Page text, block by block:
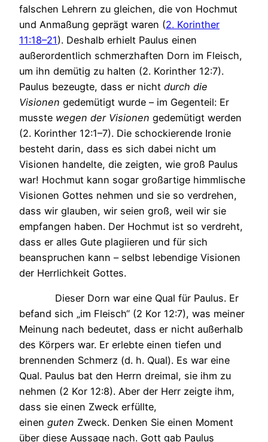
falschen Lehrern zu gleichen, die von Hochmut
und Anmaßung geprägt waren (2. Korinther
11:18–21). Deshalb erhielt Paulus einen
außerordentlich schmerzhaften Dorn im Fleisch,
um ihn demütig zu halten (2. Korinther 12:7).
Paulus bezeugte, dass er nicht durch die
Visionen gedemütigt wurde – im Gegenteil: Er
musste wegen der Visionen gedemütigt werden
(2. Korinther 12:1–7). Die schockierende Ironie
besteht darin, dass es sich dabei nicht um
Visionen handelte, die zeigten, wie groß Paulus
war! Hochmut kann sogar großartige himmlische
Visionen Gottes nehmen und sie so verdrehen,
dass wir glauben, wir seien groß, weil wir sie
empfangen haben. Der Hochmut ist so verdreht,
dass er alles Gute plagiieren und für sich
beanspruchen kann – selbst lebendige Visionen
der Herrlichkeit Gottes.
Dieser Dorn war eine Qual für Paulus. Er
befand sich „im Fleisch“ (2 Kor 12:7), was meiner
Meinung nach bedeutet, dass er nicht außerhalb
des Körpers war. Er erlebte einen tiefen und
brennenden Schmerz (d. h. Qual). Es war eine
Qual. Paulus bat den Herrn dreimal, sie ihm zu
nehmen (2 Kor 12:8). Aber der Herr zeigte ihm,
dass sie einen Zweck erfüllte,
einen guten Zweck. Denken Sie einen Moment
über diese Aussage nach. Gott gab Paulus